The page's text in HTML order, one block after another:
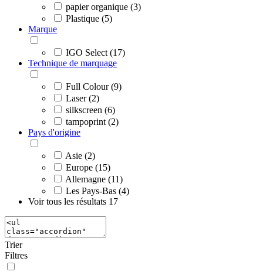
papier organique (3)
Plastique (5)
Marque
IGO Select (17)
Technique de marquage
Full Colour (9)
Laser (2)
silkscreen (6)
tampoprint (2)
Pays d'origine
Asie (2)
Europe (15)
Allemagne (11)
Les Pays-Bas (4)
Voir tous les résultats 17
Trier
Filtres